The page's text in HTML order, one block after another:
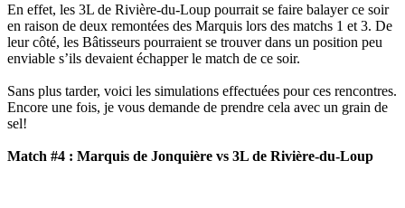
En effet, les 3L de Rivière-du-Loup pourrait se faire balayer ce soir
en raison de deux remontées des Marquis lors des matchs 1 et 3. De
leur côté, les Bâtisseurs pourraient se trouver dans un position peu
enviable s’ils devaient échapper le match de ce soir.
Sans plus tarder, voici les simulations effectuées pour ces rencontres.
Encore une fois, je vous demande de prendre cela avec un grain de
sel!
Match #4 : Marquis de Jonquière vs 3L de Rivière-du-Loup